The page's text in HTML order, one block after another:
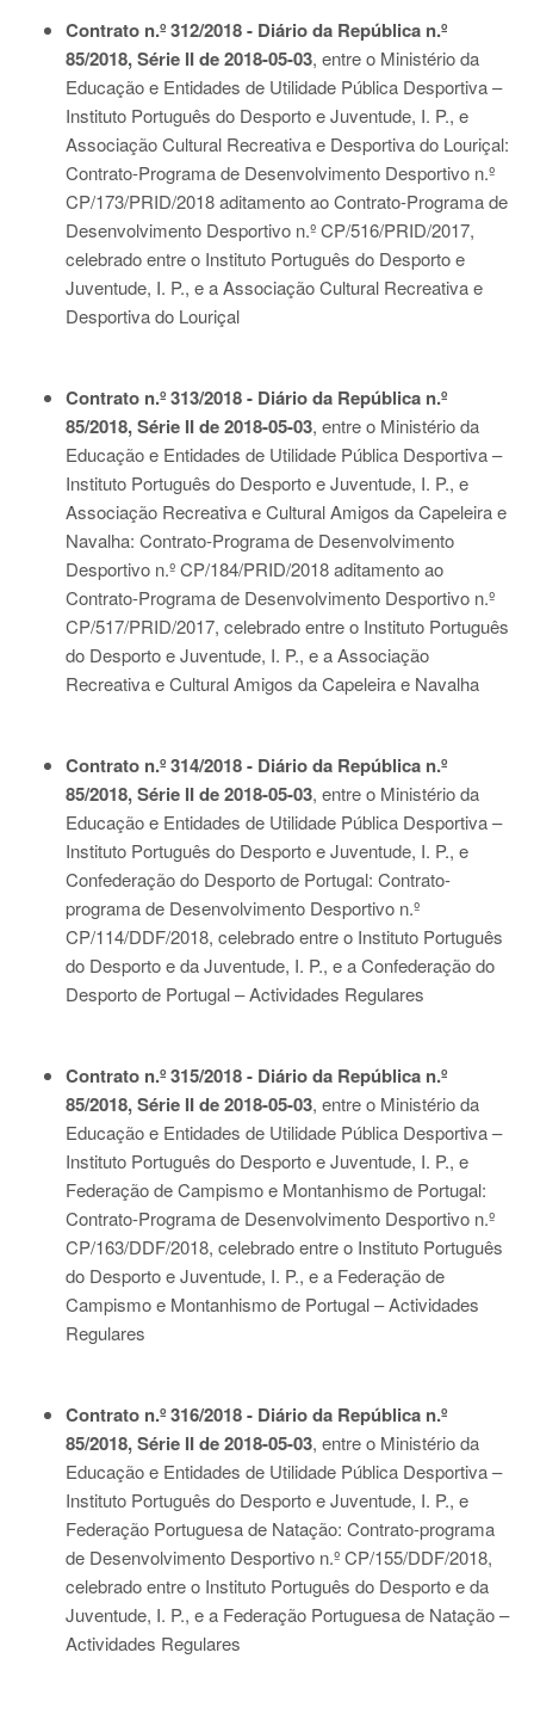
Contrato n.º 312/2018 - Diário da República n.º
85/2018, Série II de 2018-05-03, entre o Ministério da
Educação e Entidades de Utilidade Pública Desportiva –
Instituto Português do Desporto e Juventude, I. P., e
Associação Cultural Recreativa e Desportiva do Louriçal:
Contrato-Programa de Desenvolvimento Desportivo n.º
CP/173/PRID/2018 aditamento ao Contrato-Programa de
Desenvolvimento Desportivo n.º CP/516/PRID/2017,
celebrado entre o Instituto Português do Desporto e
Juventude, I. P., e a Associação Cultural Recreativa e
Desportiva do Louriçal
Contrato n.º 313/2018 - Diário da República n.º
85/2018, Série II de 2018-05-03, entre o Ministério da
Educação e Entidades de Utilidade Pública Desportiva –
Instituto Português do Desporto e Juventude, I. P., e
Associação Recreativa e Cultural Amigos da Capeleira e
Navalha: Contrato-Programa de Desenvolvimento
Desportivo n.º CP/184/PRID/2018 aditamento ao
Contrato-Programa de Desenvolvimento Desportivo n.º
CP/517/PRID/2017, celebrado entre o Instituto Português
do Desporto e Juventude, I. P., e a Associação
Recreativa e Cultural Amigos da Capeleira e Navalha
Contrato n.º 314/2018 - Diário da República n.º
85/2018, Série II de 2018-05-03, entre o Ministério da
Educação e Entidades de Utilidade Pública Desportiva –
Instituto Português do Desporto e Juventude, I. P., e
Confederação do Desporto de Portugal: Contrato-
programa de Desenvolvimento Desportivo n.º
CP/114/DDF/2018, celebrado entre o Instituto Português
do Desporto e da Juventude, I. P., e a Confederação do
Desporto de Portugal – Actividades Regulares
Contrato n.º 315/2018 - Diário da República n.º
85/2018, Série II de 2018-05-03, entre o Ministério da
Educação e Entidades de Utilidade Pública Desportiva –
Instituto Português do Desporto e Juventude, I. P., e
Federação de Campismo e Montanhismo de Portugal:
Contrato-Programa de Desenvolvimento Desportivo n.º
CP/163/DDF/2018, celebrado entre o Instituto Português
do Desporto e Juventude, I. P., e a Federação de
Campismo e Montanhismo de Portugal – Actividades
Regulares
Contrato n.º 316/2018 - Diário da República n.º
85/2018, Série II de 2018-05-03, entre o Ministério da
Educação e Entidades de Utilidade Pública Desportiva –
Instituto Português do Desporto e Juventude, I. P., e
Federação Portuguesa de Natação: Contrato-programa
de Desenvolvimento Desportivo n.º CP/155/DDF/2018,
celebrado entre o Instituto Português do Desporto e da
Juventude, I. P., e a Federação Portuguesa de Natação –
Actividades Regulares